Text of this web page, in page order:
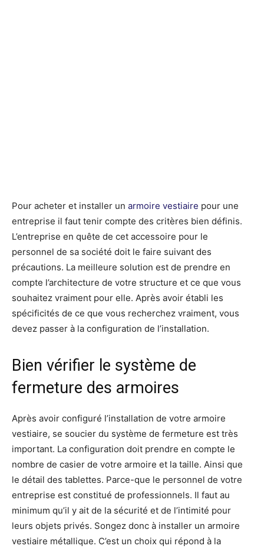
Pour acheter et installer un armoire vestiaire pour une
entreprise il faut tenir compte des critères bien définis.
L’entreprise en quête de cet accessoire pour le
personnel de sa société doit le faire suivant des
précautions. La meilleure solution est de prendre en
compte l’architecture de votre structure et ce que vous
souhaitez vraiment pour elle. Après avoir établi les
spécificités de ce que vous recherchez vraiment, vous
devez passer à la configuration de l’installation.
Bien vérifier le système de
fermeture des armoires
Après avoir configuré l’installation de votre armoire
vestiaire, se soucier du système de fermeture est très
important. La configuration doit prendre en compte le
nombre de casier de votre armoire et la taille. Ainsi que
le détail des tablettes. Parce-que le personnel de votre
entreprise est constitué de professionnels. Il faut au
minimum qu’il y ait de la sécurité et de l’intimité pour
leurs objets privés. Songez donc à installer un armoire
vestiaire métallique. C’est un choix qui répond à la